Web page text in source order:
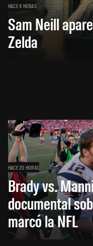
HACE 4 HORAS
Sam Neill
Zelda
HACE 20 HORAS
Brady vs.
documental
marcó la NFL